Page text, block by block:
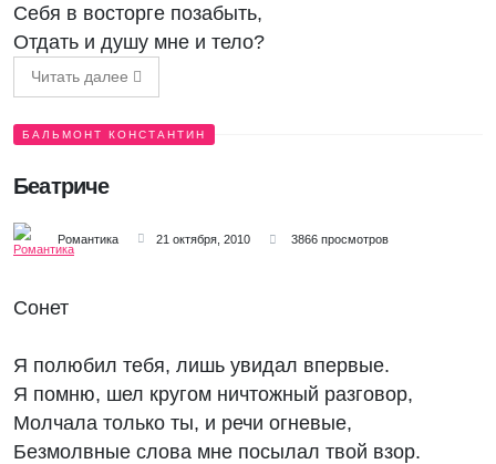
Себя в восторге позабыть,
Отдать и душу мне и тело?
Читать далее
БАЛЬМОНТ КОНСТАНТИН
Беатриче
Романтика 21 октября, 2010 3866 просмотров
Сонет
Я полюбил тебя, лишь увидал впервые.
Я помню, шел кругом ничтожный разговор,
Молчала только ты, и речи огневые,
Безмолвные слова мне посылал твой взор.